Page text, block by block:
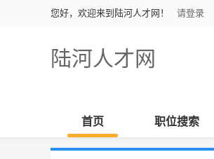
您好，欢迎来到陆河人才网！ 请登录
陆河人才网
首页 职位搜索